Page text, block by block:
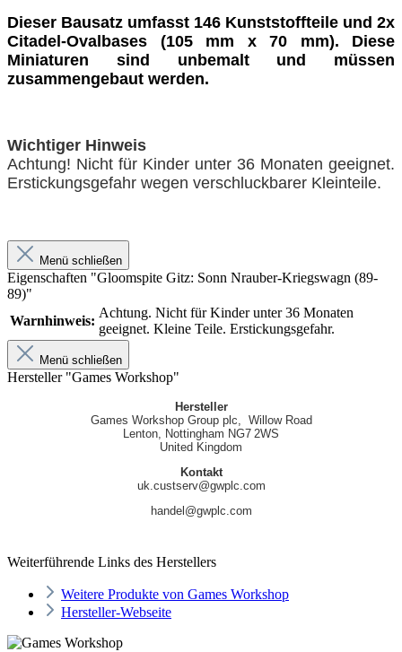
Dieser Bausatz umfasst 146 Kunststoffteile und 2x
Citadel-Ovalbases (105 mm x 70 mm). Diese
Miniaturen sind unbemalt und müssen
zusammengebaut werden.
Wichtiger Hinweis
Achtung! Nicht für Kinder unter 36 Monaten geeignet.
Erstickungsgefahr wegen verschluckbarer Kleinteile.
Menü schließen
Eigenschaften "Gloomspite Gitz: Sonn Nrauber-Kriegswagn (89-
89)"
Warnhinweis:
Achtung. Nicht für Kinder unter 36 Monaten
geeignet. Kleine Teile. Erstickungsgefahr.
Menü schließen
Hersteller "Games Workshop"
Hersteller
Games Workshop Group plc, Willow Road
Lenton, Nottingham NG7 2WS
United Kingdom
Kontakt
uk.custserv@gwplc.com
handel@gwplc.com
Weiterführende Links des Herstellers
Weitere Produkte von Games Workshop
Hersteller-Webseite